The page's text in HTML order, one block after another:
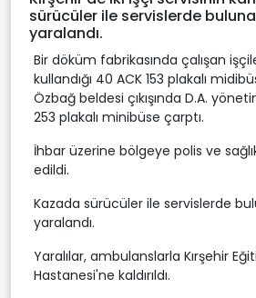
sürücüler ile servislerde
yaralandı.
Bir döküm fabrikasında çalışan
kullandığı 40 ACK 153 plakalı
Özbağ beldesi çıkışında D.A.
253 plakalı minibüse çarptı.
İhbar üzerine bölgeye polis ve
edildi.
Kazada sürücüler ile servislerde
yaralandı.
Yaralılar, ambulanslarla Kırşehir
Hastanesi'ne kaldırıldı.